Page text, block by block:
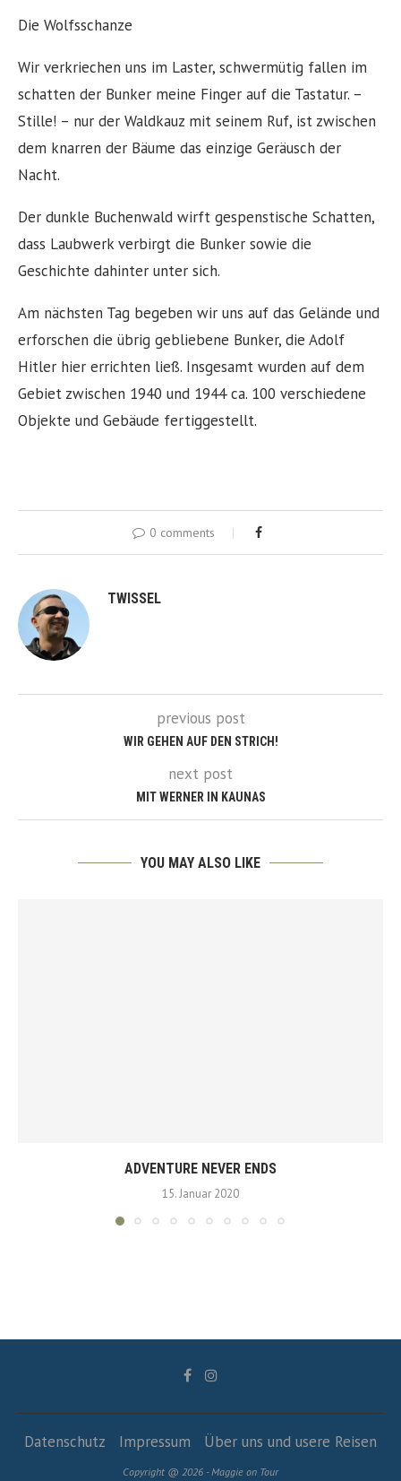
Die Wolfsschanze
Wir verkriechen uns im Laster, schwermütig fallen im
schatten der Bunker meine Finger auf die Tastatur. –
Stille! – nur der Waldkauz mit seinem Ruf, ist zwischen
dem knarren der Bäume das einzige Geräusch der
Nacht.
Der dunkle Buchenwald wirft gespenstische Schatten,
dass Laubwerk verbirgt die Bunker sowie die
Geschichte dahinter unter sich.
Am nächsten Tag begeben wir uns auf das Gelände und
erforschen die übrig gebliebene Bunker, die Adolf
Hitler hier errichten ließ. Insgesamt wurden auf dem
Gebiet zwischen 1940 und 1944 ca. 100 verschiedene
Objekte und Gebäude fertiggestellt.
0 comments
TWISSEL
previous post
WIR GEHEN AUF DEN STRICH!
next post
MIT WERNER IN KAUNAS
YOU MAY ALSO LIKE
ADVENTURE NEVER ENDS
15. Januar 2020
Datenschutz Impressum Über uns und usere Reisen
Copyright @ 2026 - Maggie on Tour